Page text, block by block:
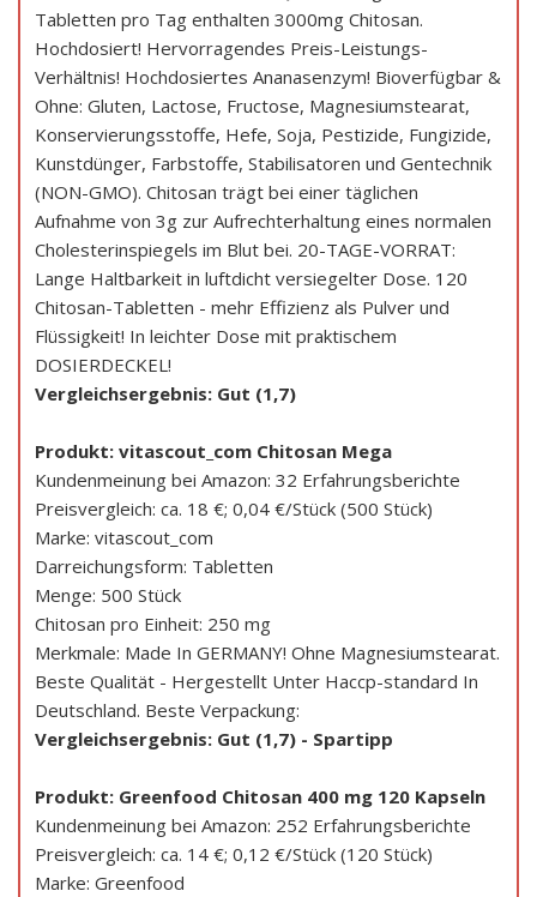
Tabletten pro Tag enthalten 3000mg Chitosan.
Hochdosiert! Hervorragendes Preis-Leistungs-
Verhältnis! Hochdosiertes Ananasenzym! Bioverfügbar &
Ohne: Gluten, Lactose, Fructose, Magnesiumstearat,
Konservierungsstoffe, Hefe, Soja, Pestizide, Fungizide,
Kunstdünger, Farbstoffe, Stabilisatoren und Gentechnik
(NON-GMO). Chitosan trägt bei einer täglichen
Aufnahme von 3g zur Aufrechterhaltung eines normalen
Cholesterinspiegels im Blut bei. 20-TAGE-VORRAT:
Lange Haltbarkeit in luftdicht versiegelter Dose. 120
Chitosan-Tabletten - mehr Effizienz als Pulver und
Flüssigkeit! In leichter Dose mit praktischem
DOSIERDECKEL!
Vergleichsergebnis: Gut (1,7)
Produkt: vitascout_com Chitosan Mega
Kundenmeinung bei Amazon: 32 Erfahrungsberichte
Preisvergleich: ca. 18 €; 0,04 €/Stück (500 Stück)
Marke: vitascout_com
Darreichungsform: Tabletten
Menge: 500 Stück
Chitosan pro Einheit: 250 mg
Merkmale: Made In GERMANY! Ohne Magnesiumstearat.
Beste Qualität - Hergestellt Unter Haccp-standard In
Deutschland. Beste Verpackung:
Vergleichsergebnis: Gut (1,7) - Spartipp
Produkt: Greenfood Chitosan 400 mg 120 Kapseln
Kundenmeinung bei Amazon: 252 Erfahrungsberichte
Preisvergleich: ca. 14 €; 0,12 €/Stück (120 Stück)
Marke: Greenfood